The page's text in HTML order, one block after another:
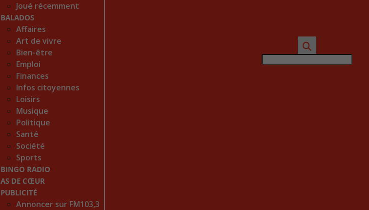
Joué récemment
BALADOS
Affaires
Art de vivre
Bien-être
Emploi
Finances
Infos citoyennes
Loisirs
Musique
Politique
Santé
Société
Sports
BINGO RADIO
AS DE CŒUR
PUBLICITÉ
Annoncer sur FM103,3